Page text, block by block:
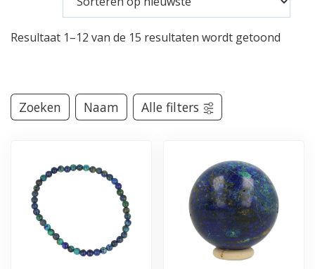
Resultaat 1–12 van de 15 resultaten wordt getoond
Zoeken Naam Alle filters